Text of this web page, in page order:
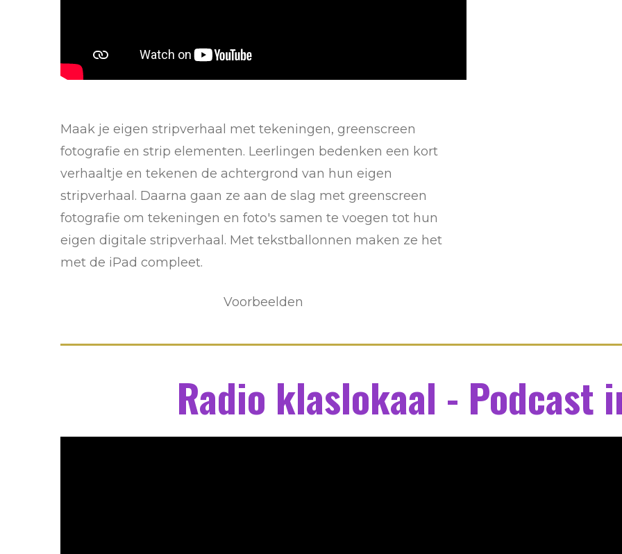
Maak je eigen stripverhaal met tekeningen, greenscreen
fotografie en strip elementen. Leerlingen bedenken een kort
verhaaltje en tekenen de achtergrond van hun eigen
stripverhaal. Daarna gaan ze aan de slag met greenscreen
fotografie om tekeningen en foto's samen te voegen tot hun
eigen digitale stripverhaal. Met tekstballonnen maken ze het
met de iPad compleet.
Voorbeelden
Radio klaslokaal - Podcast